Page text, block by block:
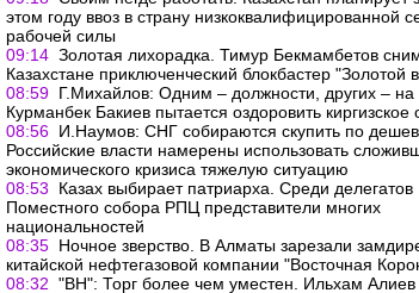
этом году ввоз в страну низкоквалифицированной
рабочей силы
09:14 Золотая лихорадка. Тимур Бекмамбетов
Казахстане приключенческий блокбастер "Золотой
08:59 Г.Михайлов: Одним – должности, других – на
Курманбек Бакиев пытается оздоровить киргизское
08:56 И.Наумов: СНГ собираются скупить по
Российские власти намерены использовать
экономического кризиса тяжелую ситуацию
08:53
Казах выбирает патриарха. Среди делегатов
Поместного собора РПЦ представители многих
национальностей
08:35 Ночное зверство. В Алматы зарезали
китайской нефтегазовой компании "Восточная
08:32 "ВН": Торг более чем уместен. Ильхам Алиев